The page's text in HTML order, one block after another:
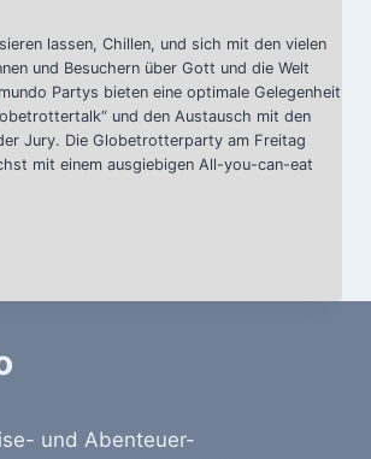
lassen, Chillen, und sich mit den vielen
und Besuchern über Gott und die Welt
Partys bieten eine optimale Gelegenheit
und den Austausch mit den
Jury. Die Globetrotterparty am Freitag
mit einem ausgiebigen All-you-can-eat
und Abenteuer-